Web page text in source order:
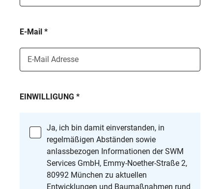
E-Mail *
E-Mail Adresse
EINWILLIGUNG *
Ja, ich bin damit einverstanden, in
regelmäßigen Abständen sowie
anlassbezogen Informationen der SWM
Services GmbH, Emmy-Noether-Straße 2,
80992 München zu aktuellen
Entwicklungen und Baumaßnahmen rund